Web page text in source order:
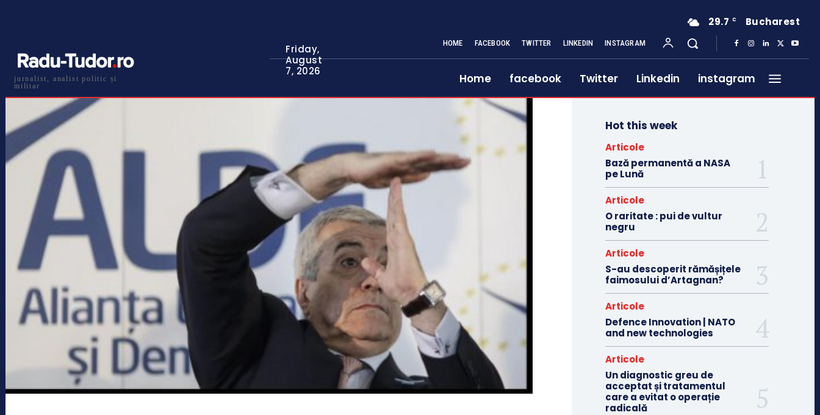
jurnalist, analist politic și
militar
Friday,
August
7, 2026
29.7 C Bucharest
HOME FACEBOOK TWITTER LINKEDIN INSTAGRAM
Home facebook Twitter Linkedin instagram
Hot this week
Articole
Bază permanentă a NASA
pe Lună
Articole
O raritate : pui de vultur
negru
Articole
S-au descoperit rămășițele
faimosului d’Artagnan?
Articole
Defence Innovation | NATO
and new technologies
Articole
Un diagnostic greu de
acceptat și tratamentul
care a evitat o operație
radicală